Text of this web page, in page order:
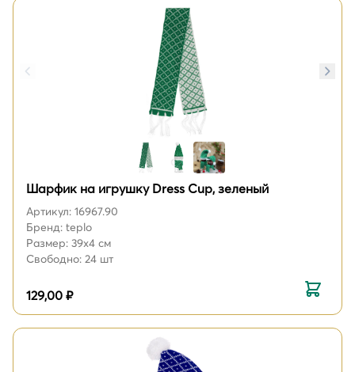
Шарфик на игрушку Dress Cup, зеленый
Артикул: 16967.90
Бренд: teplo
Размер: 39х4 см
Свободно: 24 шт
129,00 ₽